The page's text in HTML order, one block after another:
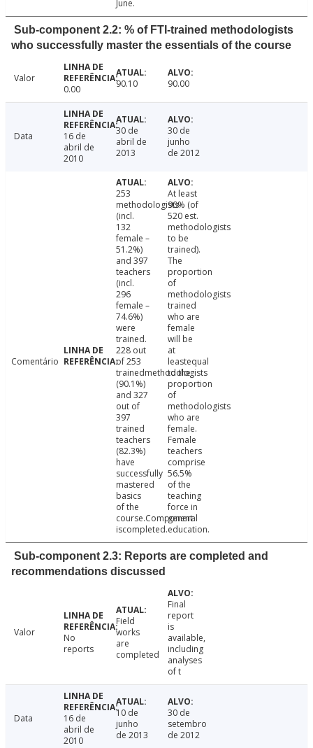
June.
Sub-component 2.2: % of FTI-trained methodologists
who successfully master the essentials of the course
Valor
0.00
90.10 90.00
Data
16 de
abril de
2010
30 de
abril de
2013
30 de
junho
de 2012
Comentário
253
methodologists
(incl.
132
female –
51.2%)
and 397
teachers
(incl.
296
female –
74.6%)
were
trained.
228 out
of 253
trainedmethodologists
(90.1%)
and 327
out of
397
trained
teachers
(82.3%)
have
successfully
mastered
basics
of the
course.Component
iscompleted.
At least
90% (of
520 est.
methodologists
to be
trained).
The
proportion
of
methodologists
trained
who are
female
will be
at
leastequal
to the
proportion
of
methodologists
who are
female.
Female
teachers
comprise
56.5%
of the
teaching
force in
general
education.
Sub-component 2.3: Reports are completed and
recommendations discussed
Valor
No
reports
Field
works
are
completed
Final
report
is
available,
including
analyses
of t
Data
16 de
abril de
2010
10 de
junho
de 2013
30 de
setembro
de 2012